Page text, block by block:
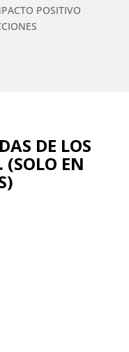
POSITIVO
DE LOS
(SOLO EN